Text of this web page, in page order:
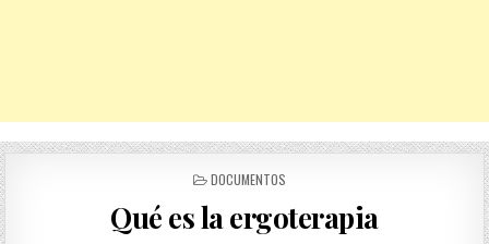
POSTED
DOCUMENTOS
Qué es la ergoterapia